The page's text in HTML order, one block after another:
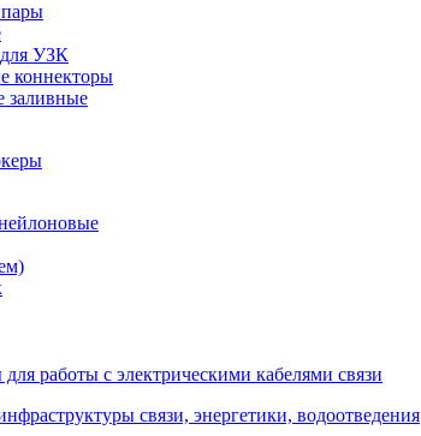
УЗК
коннекторы
заливные
работы с электрическими кабелями связи
связи, энергетики, водоотведения